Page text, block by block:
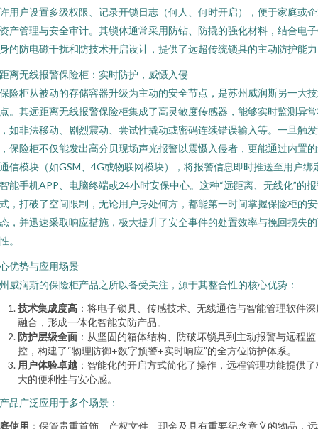
用户设置多级权限、记录开锁日志（何人、何时开启），便于家庭或
产管理与安全审计。其锁体通常采用防钻、防撬的强化材料，结合电
的防电磁干扰和防技术开启设计，提供了远超传统锁具的主动防护能
离无线报警保险柜：实时防护，威慑入侵
险柜从被动的存储容器升级为主动的安全节点，是苏州威润斯另一大
。其远距离无线报警保险柜集成了高灵敏度传感器，能够实时监测异
如非法移动、剧烈震动、尝试性撬动或密码连续错误输入等。一旦触
保险柜不仅能发出高分贝现场声光报警以震慑入侵者，更能通过内置
信模块（如GSM、4G或物联网模块），将报警信息即时推送至用户绑
能手机APP、电脑终端或24小时安保中心。这种“远距离、无线化”的
，打破了空间限制，无论用户身处何方，都能第一时间掌握保险柜的
，并迅速采取响应措施，极大提升了安全事件的处置效率与挽回损失
。
优势与应用场景
威润斯的保险柜产品之所以备受关注，源于其整合性的核心优势：
技术集成度高 ：将电子锁具、传感技术、无线通信与智能管理软件深
融合，形成一体化智能安防产品。
防护层级全面 ：从坚固的箱体结构、防破坏锁具到主动报警与远程监
控，构建了“物理防御+数字预警+实时响应”的全方位防护体系。
用户体验卓越 ：智能化的开启方式简化了操作，远程管理功能提供了
大的便利性与安心感。
品广泛应用于多个场景：
使用 ：保管贵重首饰、产权文件、现金及具有重要纪念意义的物品，